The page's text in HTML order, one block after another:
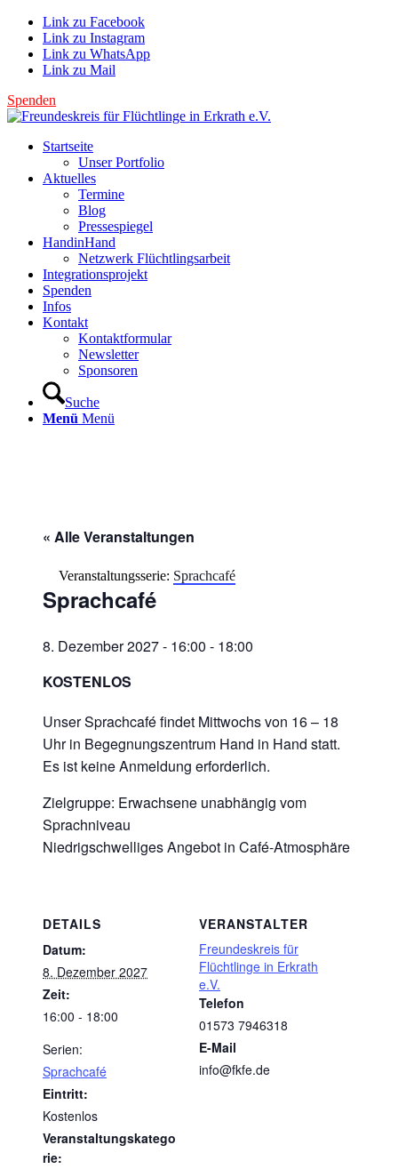
Link zu Facebook
Link zu Instagram
Link zu WhatsApp
Link zu Mail
Spenden
Startseite
Unser Portfolio
Aktuelles
Termine
Blog
Pressespiegel
HandinHand
Netzwerk Flüchtlingsarbeit
Integrationsprojekt
Spenden
Infos
Kontakt
Kontaktformular
Newsletter
Sponsoren
Suche
Menü Menü
« Alle Veranstaltungen
Veranstaltungsserie: Sprachcafé
Sprachcafé
8. Dezember 2027 - 16:00 - 18:00
KOSTENLOS
Unser Sprachcafé findet Mittwochs von 16 – 18
Uhr in Begegnungszentrum Hand in Hand statt.
Es ist keine Anmeldung erforderlich.
Zielgruppe: Erwachsene unabhängig vom
Sprachniveau
Niedrigschwelliges Angebot in Café-Atmosphäre
DETAILS
Datum:
8. Dezember 2027
Zeit:
16:00 - 18:00
Serien:
Sprachcafé
Eintritt:
Kostenlos
Veranstaltungskatego
rie:
VERANSTALTER
Freundeskreis für
Flüchtlinge in Erkrath
e.V.
Telefon
01573 7946318
E-Mail
info@fkfe.de